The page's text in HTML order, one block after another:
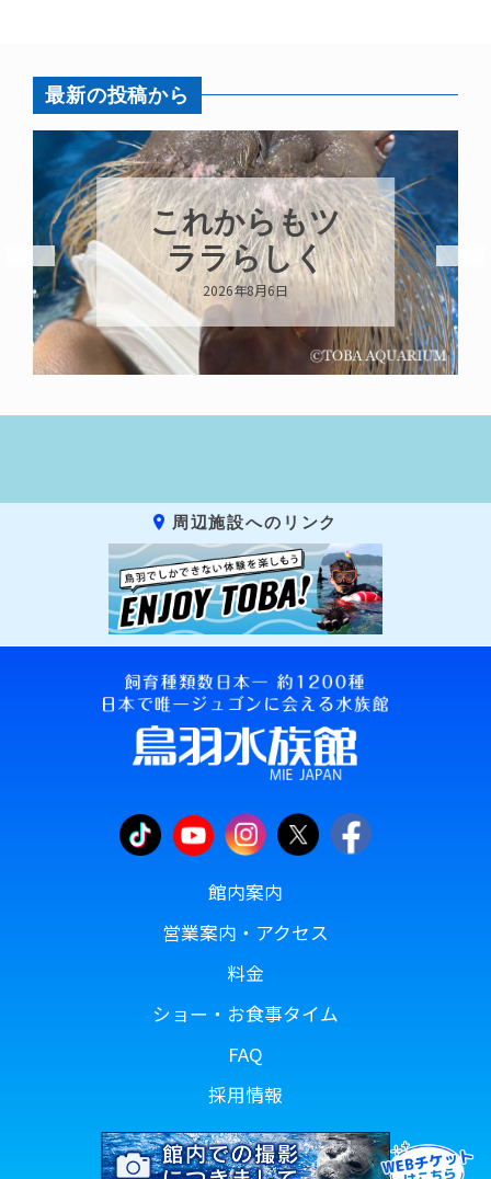
最新の投稿から
ハロー’s
Birthday!!!
2026年8月6日
周辺施設へのリンク
館内案内
営業案内・アクセス
料金
ショー・お食事タイム
FAQ
採用情報